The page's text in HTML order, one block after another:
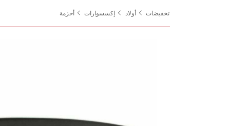
تخفيضات أولاد إكسسوارات
أحزمة